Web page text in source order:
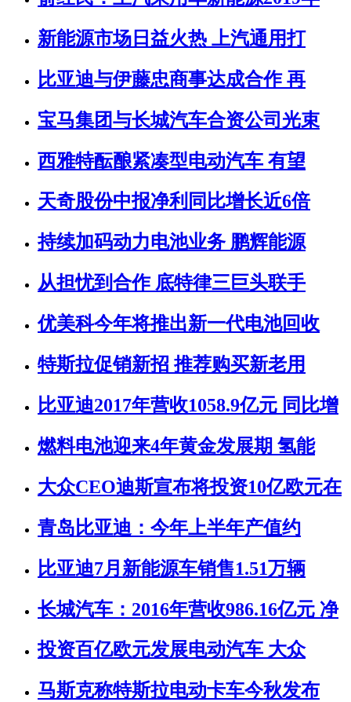
新能源市场日益火热 上汽通用打
比亚迪与伊藤忠商事达成合作 再
宝马集团与长城汽车合资公司光束
西雅特酝酿紧凑型电动汽车 有望
天奇股份中报净利同比增长近6倍
持续加码动力电池业务 鹏辉能源
从担忧到合作 底特律三巨头联手
优美科今年将推出新一代电池回收
特斯拉促销新招 推荐购买新老用
比亚迪2017年营收1058.9亿元 同比增
燃料电池迎来4年黄金发展期 氢能
大众CEO迪斯宣布将投资10亿欧元在
青岛比亚迪：今年上半年产值约
比亚迪7月新能源车销售1.51万辆
长城汽车：2016年营收986.16亿元 净
投资百亿欧元发展电动汽车 大众
马斯克称特斯拉电动卡车今秋发布